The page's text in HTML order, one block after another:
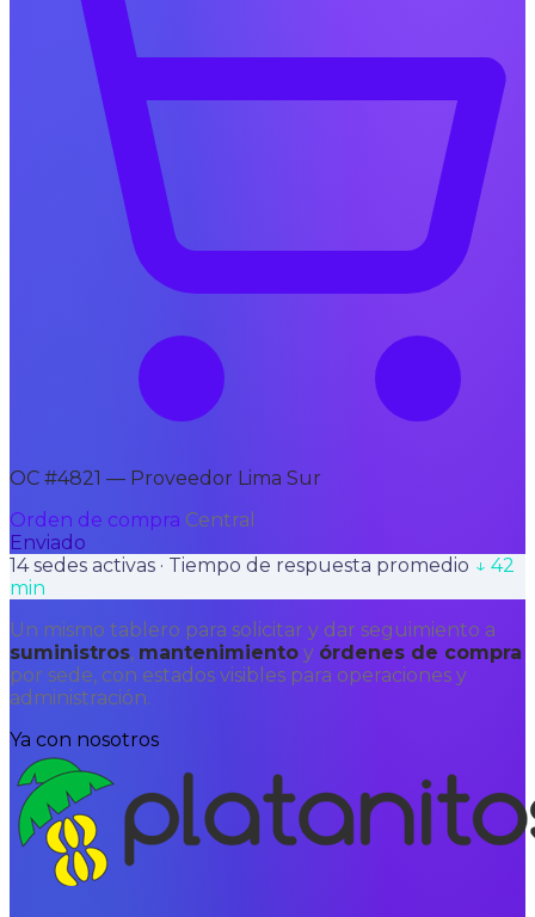
OC #4821 — Proveedor Lima Sur
Orden de compra Central
Enviado
14 sedes activas · Tiempo de respuesta promedio ↓ 42
min
Un mismo tablero para solicitar y dar seguimiento a
suministros, mantenimiento y órdenes de compra
por sede, con estados visibles para operaciones y
administración.
Ya con nosotros